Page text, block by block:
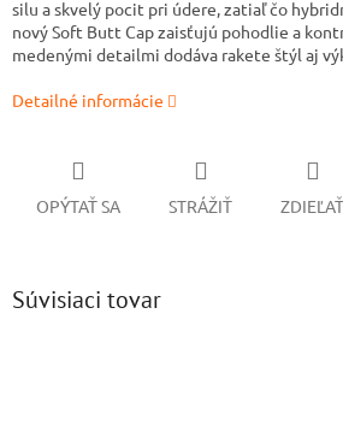
silu a skvelý pocit pri údere, zatiaľ čo
nový Soft Butt Cap zaisťujú pohodlie a
medenými detailmi dodáva rakete štýl aj
Detailné informácie
OPÝTAŤ SA STRÁŽIŤ ZDIEĽAŤ
Súvisiaci tovar